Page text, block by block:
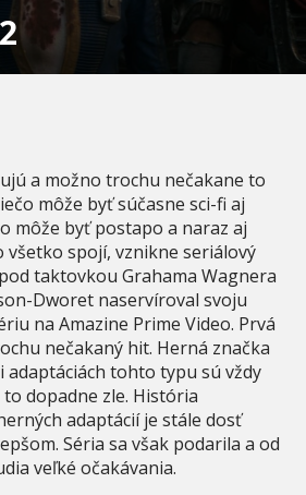
a možno trochu nečakane to
môže byť súčasne sci-fi aj
môže byť postapo a naraz aj
všetko spojí, vznikne seriálový
taktovkou Grahama Wagnera
Dworet naservíroval svoju
na Amazine Prime Video. Prvá
nečakaný hit. Herná značka
adaptáciách tohto typu sú vždy
dopadne zle. História
adaptácií je stále dosť
Séria sa však podarila a od
veľké očakávania.